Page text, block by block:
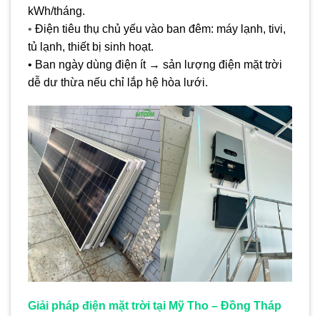
kWh/tháng.
• Điện tiêu thụ chủ yếu vào ban đêm: máy lạnh, tivi,
tủ lạnh, thiết bị sinh hoạt.
• Ban ngày dùng điện ít → sản lượng điện mặt trời
dễ dư thừa nếu chỉ lắp hệ hòa lưới.
Giải pháp điện mặt trời tại Mỹ Tho – Đồng Tháp